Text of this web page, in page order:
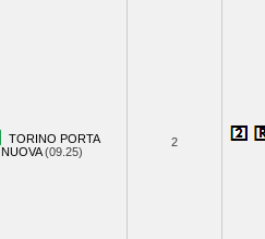
TORINO PORTA
NUOVA(09.25)
2